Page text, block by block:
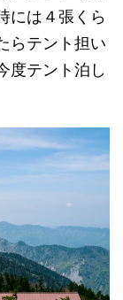
には４張くら
らテント担い
度テント泊し